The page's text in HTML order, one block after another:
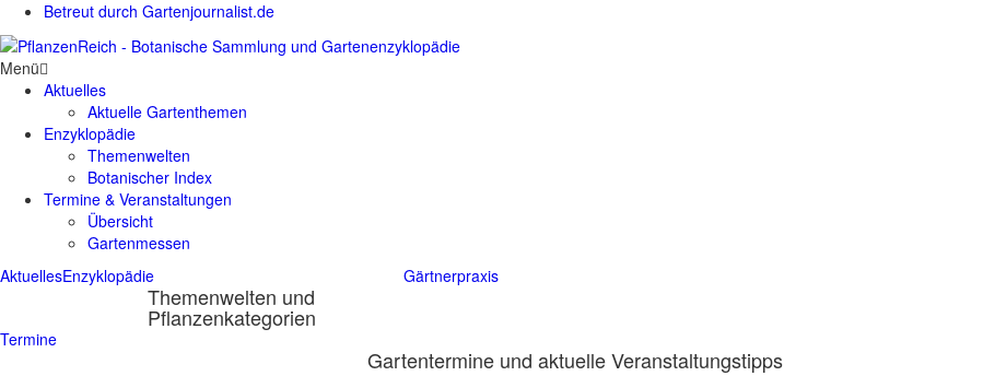
Betreut durch Gartenjournalist.de
AktuellesEnzyklopädie
Themenwelten und
Pflanzenkategorien
Gärtnerpraxis
Termine
Gartentermine und aktuelle Veranstaltungstipps
Menü
Aktuelles
Aktuelle Gartenthemen
Enzyklopädie
Themenwelten
Botanischer Index
Termine & Veranstaltungen
Übersicht
Gartenmessen